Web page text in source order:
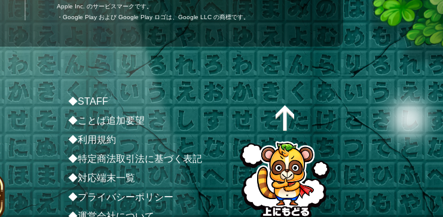
Apple Inc. のサービスマークです。
・Google Play および Google Play ロゴは、Google LLC の商標です。
◆STAFF
◆ことば追加要望
◆利用規約
◆特定商法取引法に基づく表記
◆対応端末一覧
◆プライバシーポリシー